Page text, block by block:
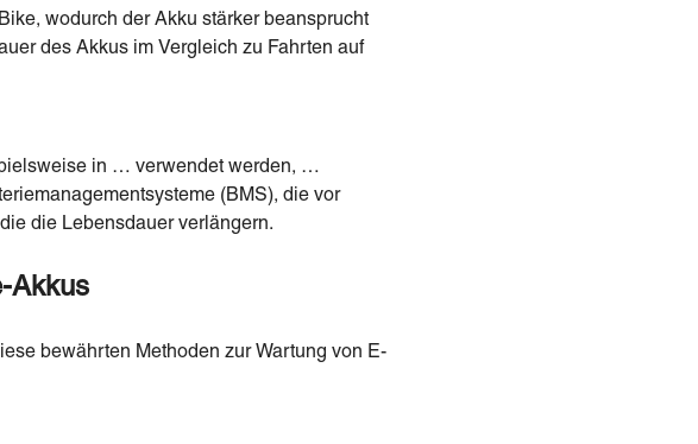
wodurch der Akku stärker beansprucht
des Akkus im Vergleich zu Fahrten auf
in … verwendet werden, …
(BMS), die vor
die Lebensdauer verlängern.
Akkus
bewährten Methoden zur Wartung von E-